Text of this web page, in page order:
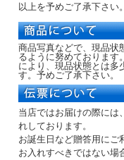
以上を予めご了承下さい。
商品写真などで、現品状
るように努めております
により、現品状態とは多
す。予めご了承下さい。
当店ではお届けの際には
れしております。
お誕生日など贈答用にご
お入れすべきではない場